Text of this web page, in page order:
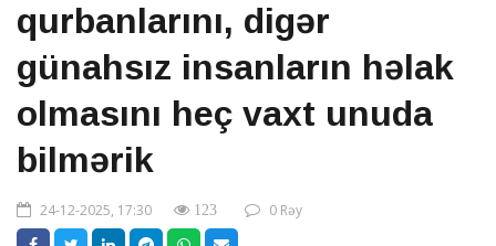
qurbanlarını, digər
günahsız insanların həlak
olmasını heç vaxt unuda
bilmərik
24-12-2025, 17:30 123 0 Rəy